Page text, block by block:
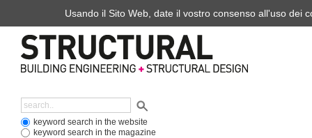
keyword search in the website
keyword search in the magazine
Usando il Sito Web, date il vostro consenso all'uso